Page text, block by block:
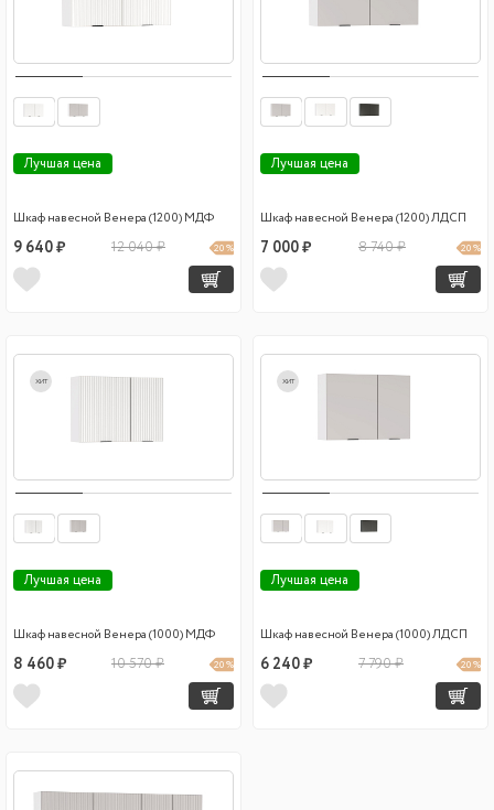
Лучшая цена
Шкаф навесной Венера (1200) МДФ
9 640 ₽ 12 040 ₽ 20 %
Лучшая цена
Шкаф навесной Венера (1200) ЛДСП
7 000 ₽ 8 740 ₽ 20 %
хит
Лучшая цена
Шкаф навесной Венера (1000) МДФ
8 460 ₽ 10 570 ₽ 20 %
хит
Лучшая цена
Шкаф навесной Венера (1000) ЛДСП
6 240 ₽ 7 790 ₽ 20 %